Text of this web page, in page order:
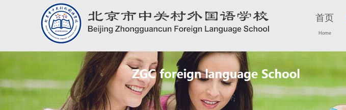
首页
Home